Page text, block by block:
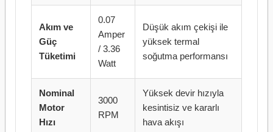
Akım ve
Güç
Tüketimi
0.07
Amper
/ 3.36
Watt
Düşük akım çekişi ile
yüksek termal
soğutma performansı
Nominal
Motor
Hızı
3000
RPM
Yüksek devir hızıyla
kesintisiz ve kararlı
hava akışı